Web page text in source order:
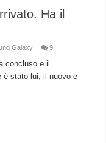
Ha il
Galaxy 9
concluso e il
è stato lui, il nuovo e